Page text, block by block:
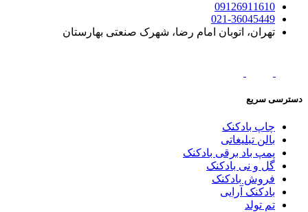
09126911610
021-36045449
تهران، اتوبان امام رضا، شهرک صنعتی بهارستان
دسترسی سریع
چاپ بادکنک
بالن تبلیغاتی
پمپ باد برقی بادکنک
گل و نی بادکنک
فروش بادکنک
بادکنک آرایی
تم تولد